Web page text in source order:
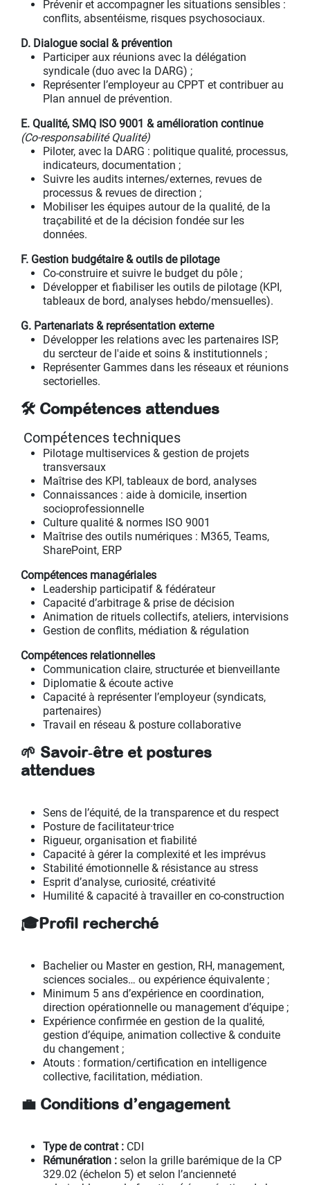
Prévenir et accompagner les situations sensibles :
conflits, absentéisme, risques psychosociaux.
D. Dialogue social & prévention
Participer aux réunions avec la délégation
syndicale (duo avec la DARG) ;
Représenter l’employeur au CPPT et contribuer au
Plan annuel de prévention.
E. Qualité, SMQ ISO 9001 & amélioration continue
(Co‑responsabilité Qualité)
Piloter, avec la DARG : politique qualité, processus,
indicateurs, documentation ;
Suivre les audits internes/externes, revues de
processus & revues de direction ;
Mobiliser les équipes autour de la qualité, de la
traçabilité et de la décision fondée sur les
données.
F. Gestion budgétaire & outils de pilotage
Co‑construire et suivre le budget du pôle ;
Développer et fiabiliser les outils de pilotage (KPI,
tableaux de bord, analyses hebdo/mensuelles).
G. Partenariats & représentation externe
Développer les relations avec les partenaires ISP,
du sercteur de l'aide et soins & institutionnels ;
Représenter Gammes dans les réseaux et réunions
sectorielles.
🛠️ Compétences attendues
Compétences techniques
Pilotage multiservices & gestion de projets
transversaux
Maîtrise des KPI, tableaux de bord, analyses
Connaissances : aide à domicile, insertion
socioprofessionnelle
Culture qualité & normes ISO 9001
Maîtrise des outils numériques : M365, Teams,
SharePoint, ERP
Compétences managériales
Leadership participatif & fédérateur
Capacité d’arbitrage & prise de décision
Animation de rituels collectifs, ateliers, intervisions
Gestion de conflits, médiation & régulation
Compétences relationnelles
Communication claire, structurée et bienveillante
Diplomatie & écoute active
Capacité à représenter l’employeur (syndicats,
partenaires)
Travail en réseau & posture collaborative
🌱 Savoir‑être et postures
attendues
Sens de l’équité, de la transparence et du respect
Posture de facilitateur·trice
Rigueur, organisation et fiabilité
Capacité à gérer la complexité et les imprévus
Stabilité émotionnelle & résistance au stress
Esprit d’analyse, curiosité, créativité
Humilité & capacité à travailler en co‑construction
🎓Profil recherché
Bachelier ou Master en gestion, RH, management,
sciences sociales… ou expérience équivalente ;
Minimum 5 ans d’expérience en coordination,
direction opérationnelle ou management d’équipe ;
Expérience confirmée en gestion de la qualité,
gestion d’équipe, animation collective & conduite
du changement ;
Atouts : formation/certification en intelligence
collective, facilitation, médiation.
💼 Conditions d’engagement
Type de contrat : CDI
Rémunération : selon la grille barémique de la CP
329.02 (échelon 5) et selon l’ancienneté